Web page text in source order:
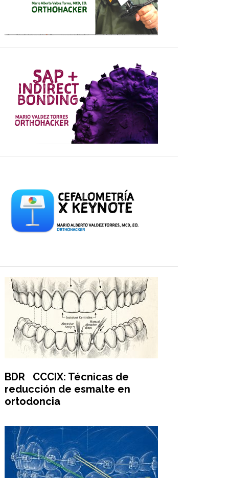
BDR CCCIX: Técnicas de
reducción de esmalte en
ortodoncia